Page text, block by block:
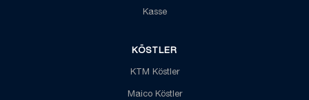
Kasse
KÖSTLER
KTM Köstler
Maico Köstler